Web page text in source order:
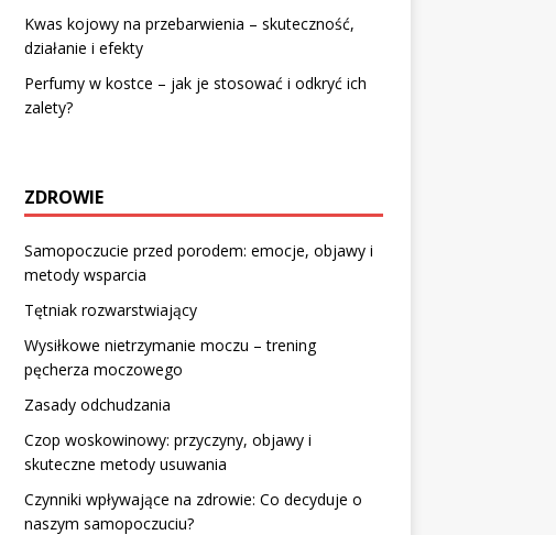
Kwas kojowy na przebarwienia – skuteczność,
działanie i efekty
Perfumy w kostce – jak je stosować i odkryć ich
zalety?
ZDROWIE
Samopoczucie przed porodem: emocje, objawy i
metody wsparcia
Tętniak rozwarstwiający
Wysiłkowe nietrzymanie moczu – trening
pęcherza moczowego
Zasady odchudzania
Czop woskowinowy: przyczyny, objawy i
skuteczne metody usuwania
Czynniki wpływające na zdrowie: Co decyduje o
naszym samopoczuciu?